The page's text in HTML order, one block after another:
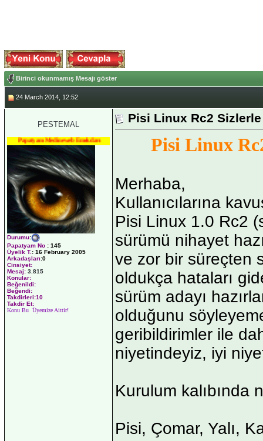
Birinci okunmamış Mesajı göster
24 March 2014, 12:52
PESTEMAL
Papatyam Medineweb Emekdarı
Durumu:
Papatyam No : 145
Üyelik T.: 16 February 2005
Arkadaşları:0
Cinsiyet:
Mesaj: 3.815
Konular:
Beğenildi:
Beğendi:
Takdirleri:10
Takdir Et:
Konu Bu Üyemize Aittir!
Pisi Linux Rc2
Pisi Linux
Merhaba,
Kullanıcılarına
Pisi Linux 1.0 Rc2
sürümü nihayet
ve zor bir süreçten
oldukça hataları
sürüm adayı
olduğunu
geribildirimler ile
niyetindeyiz, iyi
Kurulum kalıbında
Pisi, Çomar, Yalı,